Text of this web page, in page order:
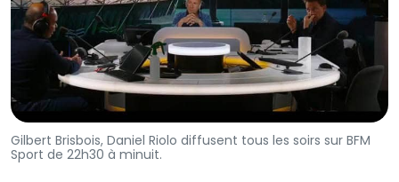
Gilbert Brisbois, Daniel Riolo diffusent tous les soirs sur BFM
Sport de 22h30 à minuit.